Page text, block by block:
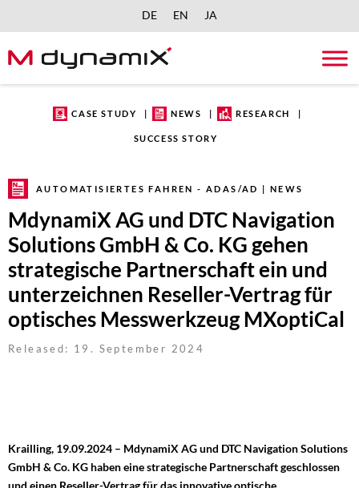
DE EN
JA
CASE STUDY NEWS RESEARCH
SUCCESS STORY
AUTOMATISIERTES FAHREN - ADAS/AD | NEWS
MdynamiX AG und DTC Navigation
Solutions GmbH & Co. KG gehen
strategische Partnerschaft ein und
unterzeichnen Reseller-Vertrag für
optisches Messwerkzeug MXoptiCal
Released: 19. September 2024
Krailling, 19.09.2024 – MdynamiX AG und DTC Navigation Solutions
GmbH & Co. KG haben eine strategische Partnerschaft geschlossen